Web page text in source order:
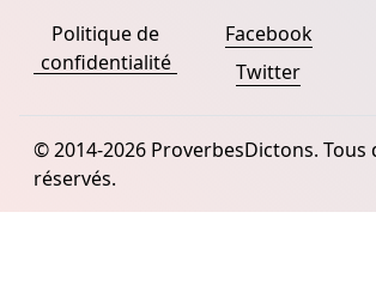
Politique de
confidentialité
Facebook
Twitter
© 2014-2026 ProverbesDictons. Tous
réservés.